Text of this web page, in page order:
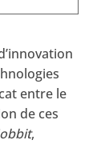
entre le
de ces
,